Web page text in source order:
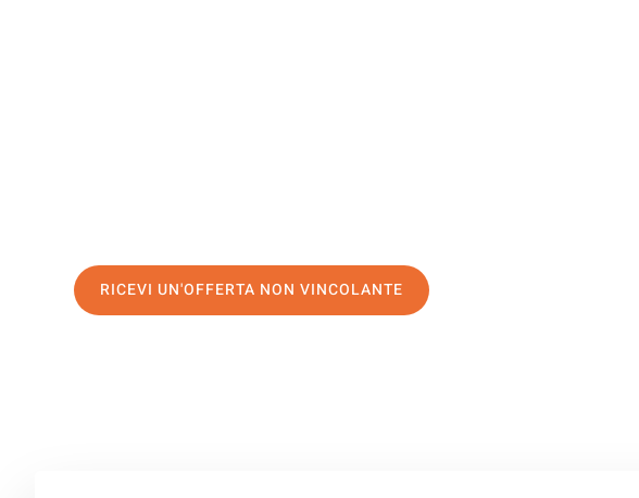
RICEVI UN'OFFERTA NON VINCOLANTE